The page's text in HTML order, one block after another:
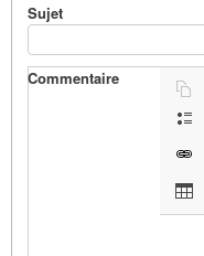
Sujet
Commentaire